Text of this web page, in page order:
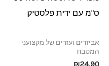
ס"מ עם ידית פלסטיק
אביזרים ועזרים של מקצועני
המטבח